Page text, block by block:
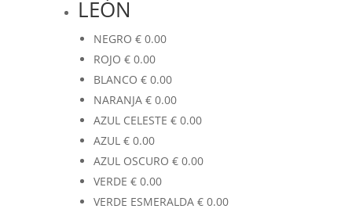
LEÓN
NEGRO €0.00
ROJO €0.00
BLANCO €0.00
NARANJA €0.00
AZUL CELESTE €0.00
AZUL €0.00
AZUL OSCURO €0.00
VERDE €0.00
VERDE ESMERALDA €0.00